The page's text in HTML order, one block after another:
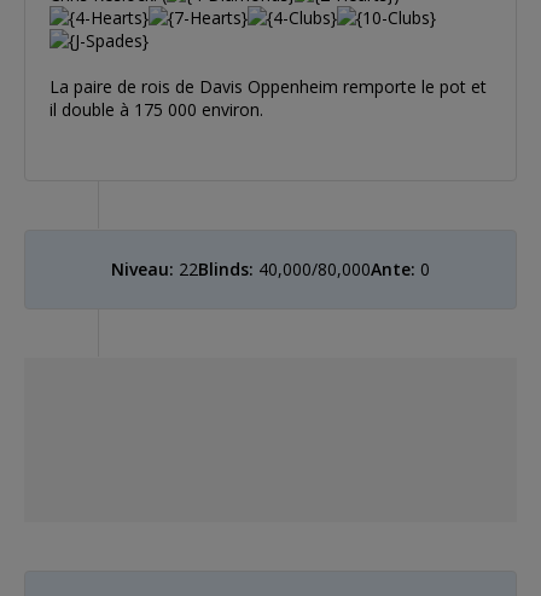
La paire de rois de Davis Oppenheim remporte le pot et
il double à 175 000 environ.
Niveau: 22Blinds: 40,000/80,000Ante: 0